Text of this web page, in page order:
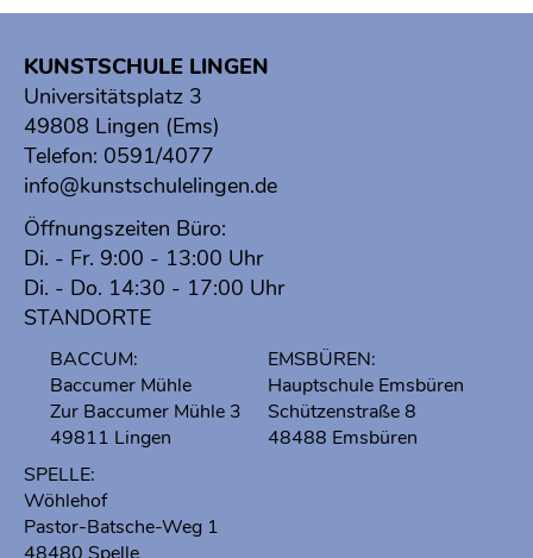
KUNSTSCHULE LINGEN
Universitätsplatz 3
49808 Lingen (Ems)
Telefon: 0591/4077
info@kunstschulelingen.de
Öffnungszeiten Büro:
Di. - Fr. 9:00 - 13:00 Uhr
Di. - Do. 14:30 - 17:00 Uhr
STANDORTE
BACCUM:
Baccumer Mühle
Zur Baccumer Mühle 3
49811 Lingen
EMSBÜREN:
Hauptschule Emsbüren
Schützenstraße 8
48488 Emsbüren
SPELLE:
Wöhlehof
Pastor-Batsche-Weg 1